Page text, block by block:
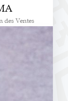
des Ventes